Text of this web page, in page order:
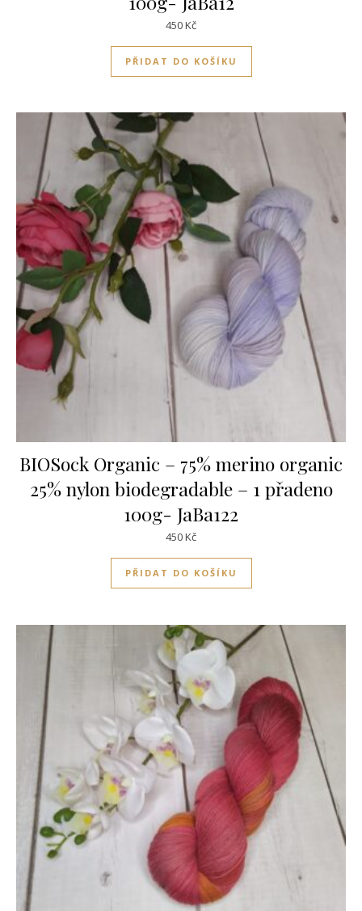
450Kč
PŘIDAT DO KOŠÍKU
BIOSock Organic – 75% merino organic
25% nylon biodegradable – 1 přadeno
100g- JaBa122
450Kč
PŘIDAT DO KOŠÍKU